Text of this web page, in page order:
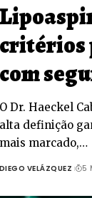
critérios
com
O Dr. Haeckel
alta definição
mais marcado,…
DIEGO VELÁZQUEZ 5